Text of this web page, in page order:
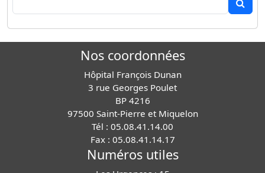
Nos coordonnées
Hôpital François Dunan
3 rue Georges Poulet
BP 4216
97500 Saint-Pierre et Miquelon
Tél : 05.08.41.14.00
Fax : 05.08.41.14.17
Numéros utiles